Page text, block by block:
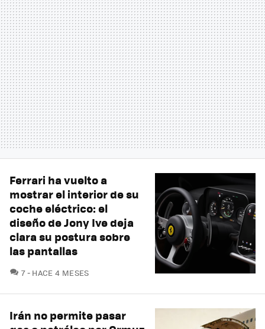
Ferrari ha vuelto a
mostrar el interior de su
coche eléctrico: el
diseño de Jony Ive deja
clara su postura sobre
las pantallas
7COMENTARIOS
HACE 4 MESES
Irán no permite pasar